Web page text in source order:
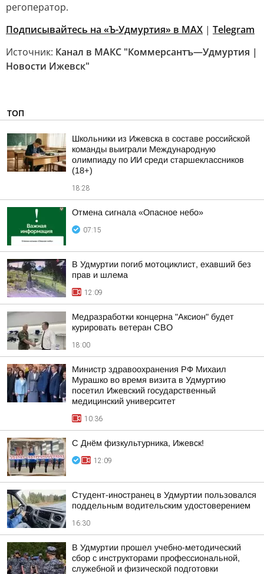
регоператор.
Подписывайтесь на «Ъ-Удмуртия» в MAX | Telegram
Источник: Канал в МАКС "Коммерсантъ—Удмуртия |
Новости Ижевск"
ТОП
Школьники из Ижевска в составе российской
команды выиграли Международную
олимпиаду по ИИ среди старшеклассников
(18+)
18:28
Отмена сигнала «Опасное небо»
07:15
В Удмуртии погиб мотоциклист, ехавший без
прав и шлема
12:09
Медразработки концерна "Аксион" будет
курировать ветеран СВО
18:00
Министр здравоохранения РФ Михаил
Мурашко во время визита в Удмуртию
посетил Ижевский государственный
медицинский университет
10:36
С Днём физкультурника, Ижевск!
12:09
Студент-иностранец в Удмуртии пользовался
поддельным водительским удостоверением
16:30
В Удмуртии прошел учебно-методический
сбор с инструкторами профессиональной,
служебной и физической подготовки